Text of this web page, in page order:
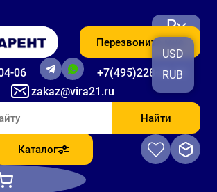
zakaz@vira21.ru
06 +7(495)228-06-56
Перезвоните мне
₽
USD
RUB
Найти
Каталог